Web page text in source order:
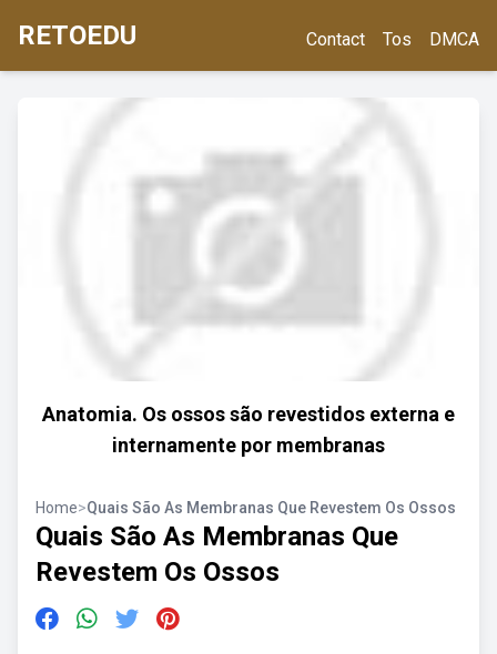
RETOEDU Contact Tos DMCA
Anatomia. Os ossos são revestidos externa e
internamente por membranas
Home>Quais São As Membranas Que Revestem Os Ossos
Quais São As Membranas Que
Revestem Os Ossos